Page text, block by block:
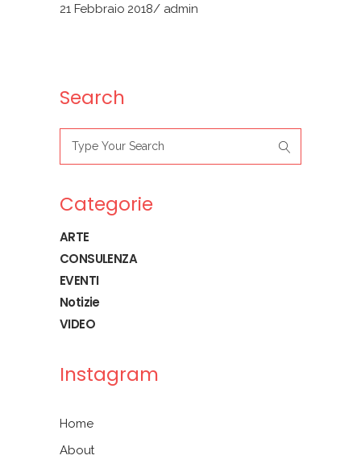
21 Febbraio 2018 admin
Search
for:
Categorie
ARTE
CONSULENZA
EVENTI
Notizie
VIDEO
Instagram
Home
About